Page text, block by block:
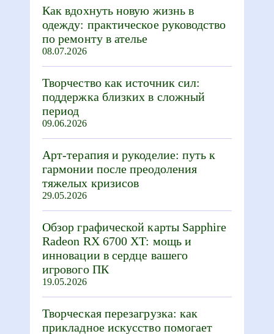
Как вдохнуть новую жизнь в
одежду: практическое руководство
по ремонту в ателье
08.07.2026
Творчество как источник сил:
поддержка близких в сложный
период
09.06.2026
Арт-терапия и рукоделие: путь к
гармонии после преодоления
тяжелых кризисов
29.05.2026
Обзор графической карты Sapphire
Radeon RX 6700 XT: мощь и
инновации в сердце вашего
игрового ПК
19.05.2026
Творческая перезагрузка: как
прикладное искусство помогает